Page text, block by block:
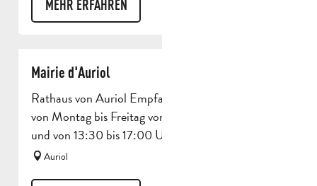
MEHR ERFAHREN
Mairie d'Auriol
Rathaus von Auriol Empfang der Öffentlichkeit
von Montag bis Freitag von 8:00 bis 12:00 Uhr
und von 13:30 bis 17:00 Uhr.
Auriol